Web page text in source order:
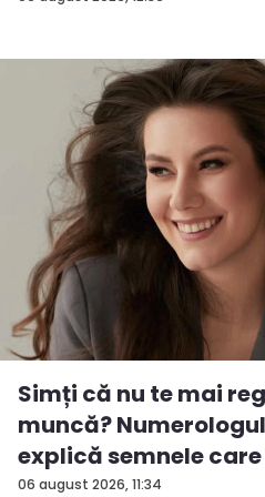
06 august 2026, 11:34
Simți că nu te mai
muncă?
explică semnele
tim...